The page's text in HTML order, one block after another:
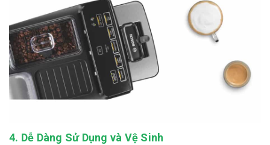
4. Dễ Dàng Sử Dụng và Vệ Sinh